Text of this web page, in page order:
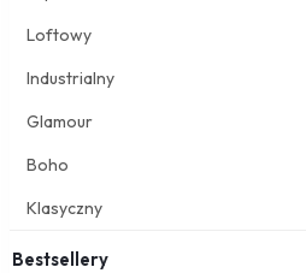
Loftowy
Industrialny
Glamour
Boho
Klasyczny
Bestsellery